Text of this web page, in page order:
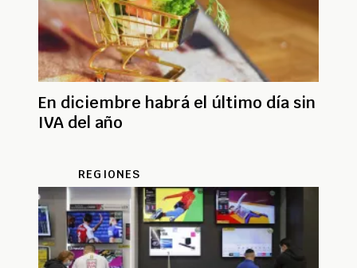
En diciembre habrá el último día sin
IVA del año
REGIONES